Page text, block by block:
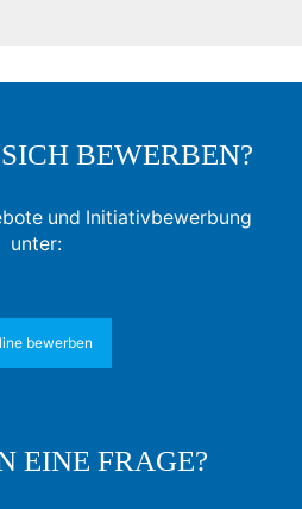
BEWERBEN?
und Initiativbewerbung
unter:
bewerben
EINE FRAGE?